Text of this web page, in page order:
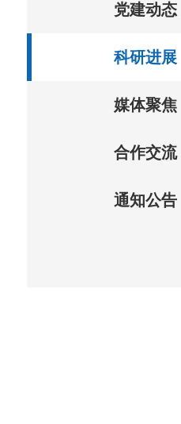
党建动态
科研进展
媒体聚焦
合作交流
通知公告